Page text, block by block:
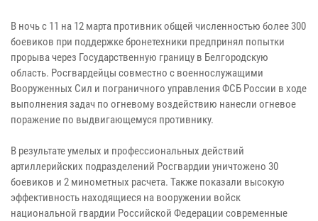
В ночь с 11 на 12 марта противник общей численностью более 300
боевиков при поддержке бронетехники предпринял попытки
прорыва через Государственную границу в Белгородскую
область. Росгвардейцы совместно с военнослужащими
Вооруженных Сил и пограничного управления ФСБ России в ходе
выполнения задач по огневому воздействию нанесли огневое
поражение по выдвигающемуся противнику.
В результате умелых и профессиональных действий
артиллерийских подразделений Росгвардии уничтожено 30
боевиков и 2 минометных расчета. Также показали высокую
эффективность находящиеся на вооружении войск
национальной гвардии Российской Федерации современные